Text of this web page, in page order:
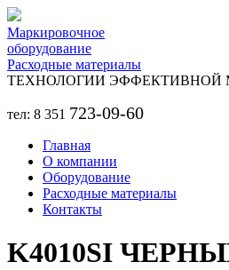
Перейти к основному содержанию
Маркировочное
оборудование
Расходные материалы
ТЕХНОЛОГИИ ЭФФЕКТИВНОЙ
тел: 8 351 723-09-60
Главная
О компании
Оборудование
Расходные материалы
Контакты
K4010SI